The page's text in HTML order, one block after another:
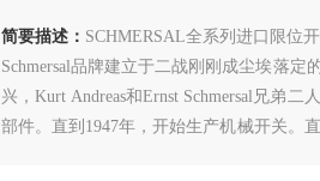
简要描述： SCHMERSAL全系列进口限位
Schmersal品牌建立于二战刚刚成尘埃落定
兴，Kurt Andreas和Ernst Schmersal兄弟
部件。直到1947年，开始生产机械开关。